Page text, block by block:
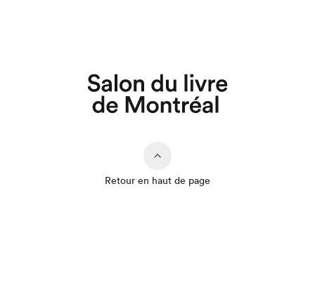
Retour en haut de page